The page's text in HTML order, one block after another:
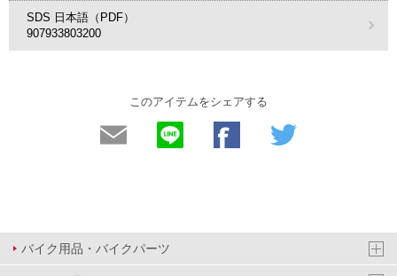
SDS 日本語（PDF）
907933803200
このアイテムをシェアする
バイク用品・バイクパーツ